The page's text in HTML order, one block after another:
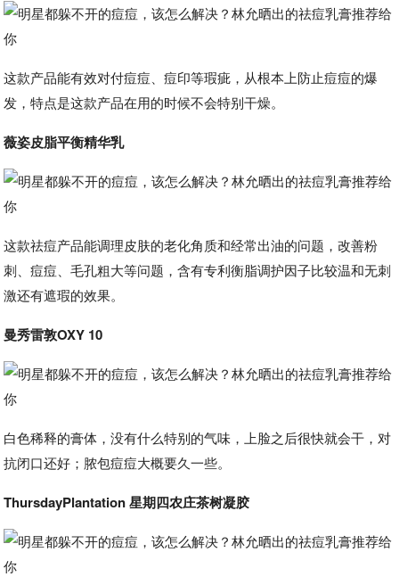
这款产品能有效对付痘痘、痘印等瑕疵，从根本上防止痘痘的爆
发，特点是这款产品在用的时候不会特别干燥。
薇姿皮脂平衡精华乳
这款祛痘产品能调理皮肤的老化角质和经常出油的问题，改善粉
刺、痘痘、毛孔粗大等问题，含有专利衡脂调护因子比较温和无刺
激还有遮瑕的效果。
曼秀雷敦OXY 10
白色稀释的膏体，没有什么特别的气味，上脸之后很快就会干，对
抗闭口还好；脓包痘痘大概要久一些。
ThursdayPlantation 星期四农庄茶树凝胶